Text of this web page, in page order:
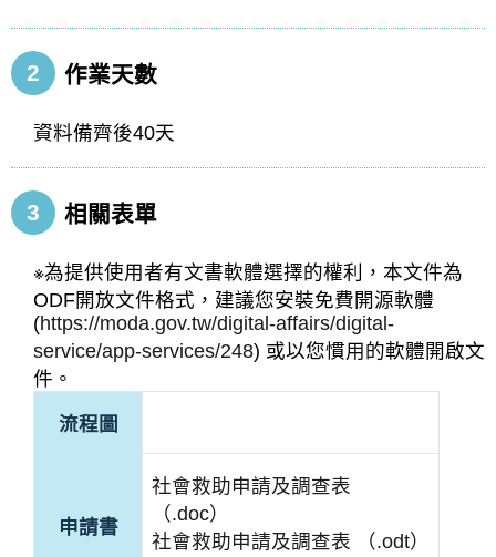
2 作業天數
資料備齊後40天
3 相關表單
※為提供使用者有文書軟體選擇的權利，本文件為
ODF開放文件格式，建議您安裝免費開源軟體
(https://moda.gov.tw/digital-affairs/digital-
service/app-services/248) 或以您慣用的軟體開啟文
件。
流程圖
申請書
社會救助申請及調查表
（.doc）
社會救助申請及調查表 （.odt）